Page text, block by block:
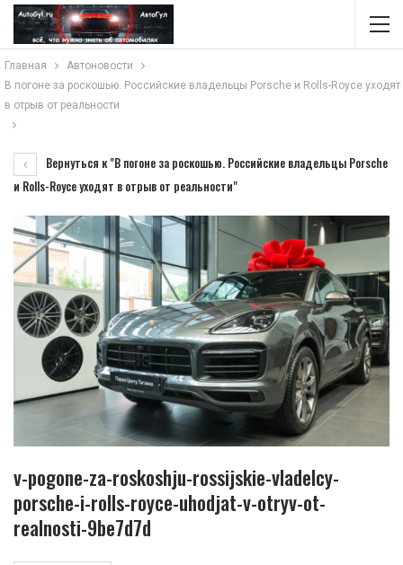
Главная
Автоновости
В погоне за роскошью. Российские владельцы Porsche и Rolls-Royce уходят
в отрыв от реальности
Вернуться к "В погоне за роскошью. Российские владельцы Porsche
и Rolls-Royce уходят в отрыв от реальности"
v-pogone-za-roskoshju-rossijskie-vladelcy-
porsche-i-rolls-royce-uhodjat-v-otryv-ot-
realnosti-9be7d7d